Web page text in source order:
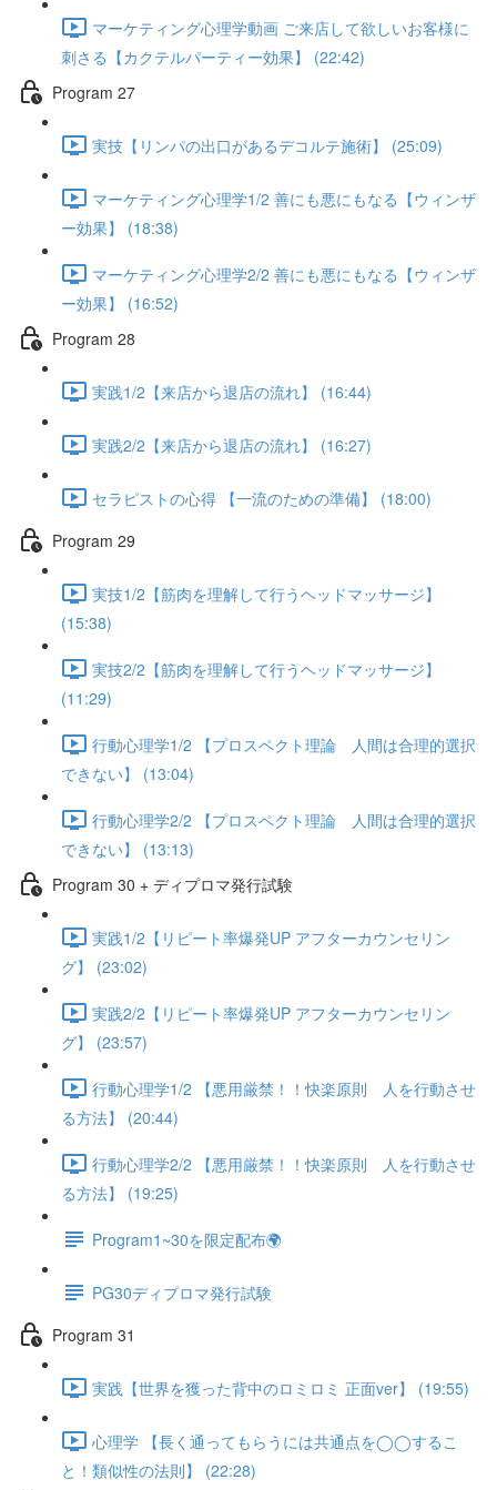
マーケティング心理学動画 ご来店して欲しいお客様に
刺さる【カクテルパーティー効果】 (22:42)
Program 27
実技【リンパの出口があるデコルテ施術】 (25:09)
マーケティング心理学1/2 善にも悪にもなる【ウィンザ
ー効果】 (18:38)
マーケティング心理学2/2 善にも悪にもなる【ウィンザ
ー効果】 (16:52)
Program 28
実践1/2【来店から退店の流れ】 (16:44)
実践2/2【来店から退店の流れ】 (16:27)
セラピストの心得 【一流のための準備】 (18:00)
Program 29
実技1/2【筋肉を理解して行うヘッドマッサージ】
(15:38)
実技2/2【筋肉を理解して行うヘッドマッサージ】
(11:29)
行動心理学1/2 【プロスペクト理論 人間は合理的選択
できない】 (13:04)
行動心理学2/2 【プロスペクト理論 人間は合理的選択
できない】 (13:13)
Program 30 + ディプロマ発行試験
実践1/2【リピート率爆発UP アフターカウンセリン
グ】 (23:02)
実践2/2【リピート率爆発UP アフターカウンセリン
グ】 (23:57)
行動心理学1/2 【悪用厳禁！！快楽原則 人を行動させ
る方法】 (20:44)
行動心理学2/2 【悪用厳禁！！快楽原則 人を行動させ
る方法】 (19:25)
Program1~30を限定配布🌍
PG30ディプロマ発行試験
Program 31
実践【世界を獲った背中のロミロミ 正面ver】 (19:55)
心理学 【長く通ってもらうには共通点を◯◯するこ
と！類似性の法則】 (22:28)